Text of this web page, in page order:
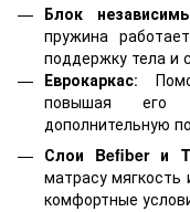
Блок
пружина
поддержку тела и
Еврокаркас:
повышая его
дополнительную
Слои Befiber и
матрасу
комфортные